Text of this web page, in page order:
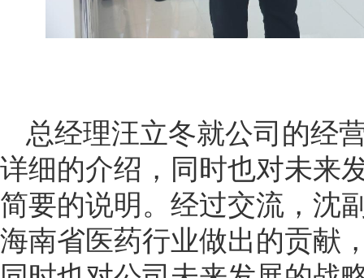
总经理汪立冬就公司的经
详细的介绍，同时也对未来
简要的说明。经过交流，沈
海南省医药行业做出的贡献